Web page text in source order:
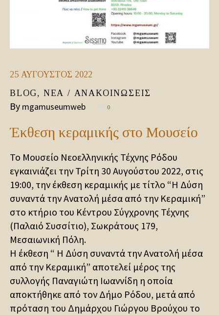
25 ΑΎΓΟΥΣΤΟΣ 2022
BLOG, ΝΈΑ / ΑΝΑΚΟΙΝΏΣΕΙΣ
By mgamuseumweb 0
Έκθεση κεραμικής στο Μουσείο
Το Μουσείο Νεοελληνικής Τέχνης Ρόδου
εγκαινιάζει την Τρίτη 30 Αυγούστου 2022, στις
19:00, την έκθεση κεραμικής με τίτλο “Η Δύση
συναντά την Ανατολή μέσα από την Κεραμική”
στο κτήριο του Κέντρου Σύγχρονης Τέχνης
(Παλαιό Συσσίτιο), Σωκράτους 179,
Μεσαιωνική Πόλη.
Η έκθεση “ Η Δύση συναντά την Ανατολή μέσα
από την Κεραμική” αποτελεί μέρος της
συλλογής Παναγιώτη Ιωαννίδη η οποία
αποκτήθηκε από τον Δήμο Ρόδου, μετά από
πρόταση του Δημάρχου Γιώργου Βρούχου το